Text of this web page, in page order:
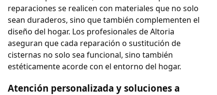
reparaciones se realicen con materiales que no solo
sean duraderos, sino que también complementen el
diseño del hogar. Los profesionales de Altoria
aseguran que cada reparación o sustitución de
cisternas no solo sea funcional, sino también
estéticamente acorde con el entorno del hogar.
Atención personalizada y soluciones a